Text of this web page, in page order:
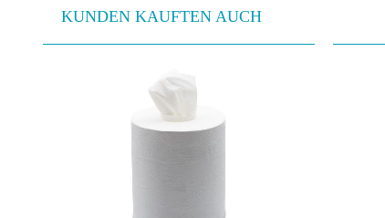
KUNDEN KAUFTEN AUCH
Produktgalerie überspringen